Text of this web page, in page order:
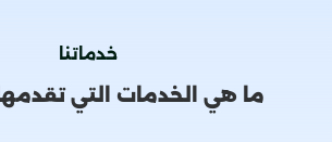
خدماتنا
ما هي الخدمات التي